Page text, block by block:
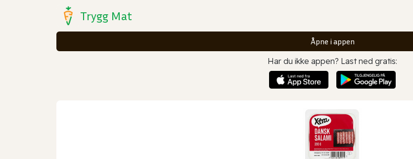
Trygg Mat
Åpne i appen
Har du ikke appen? Last ned gratis: